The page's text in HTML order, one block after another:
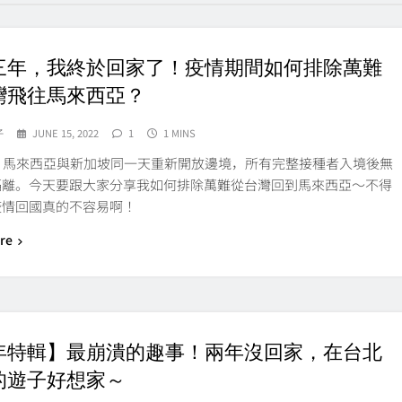
年，我終於回家了！疫情期間如何排除萬難
飛往馬來西亞？
JUNE 15, 2022 1 1 MINS
來西亞與新加坡同一天重新開放邊境，所有完整接種者入境後無
。今天要跟大家分享我如何排除萬難從台灣回到馬來西亞～不得
回國真的不容易啊！
特輯】最崩潰的趣事！兩年沒回家，在台北
遊子好想家～